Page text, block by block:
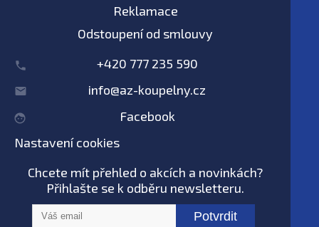
Reklamace
Odstoupení od smlouvy
+420 777 235 590
info@az-koupelny.cz
Facebook
Nastavení cookies
Chcete mít přehled o akcích a novinkách?
Přihlašte se k odběru newsletteru.
Potvrdit